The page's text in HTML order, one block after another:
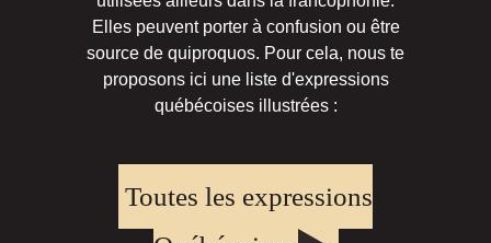
Elles peuvent porter à confusion ou être
source de quiproquos. Pour cela, nous te
proposons ici une liste d'expressions
québécoises illustrées :
Toutes les expressions